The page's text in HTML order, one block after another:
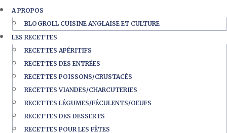
A PROPOS
BLOGROLL CUISINE ANGLAISE ET CULTURE
LES RECETTES
RECETTES APÉRITIFS
RECETTES DES ENTRÉES
RECETTES POISSONS/CRUSTACÉS
RECETTES VIANDES/CHARCUTERIES
RECETTES LÉGUMES/FÉCULENTS/OEUFS
RECETTES DES DESSERTS
RECETTES POUR LES FÊTES